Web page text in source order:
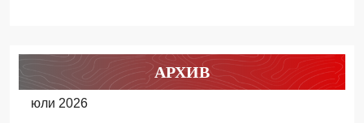
АРХИВ
юли 2026